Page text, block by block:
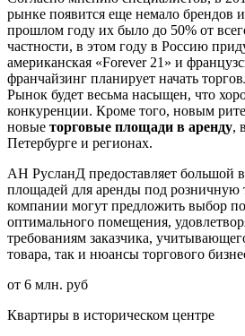
рынке появится еще немало брендов
прошлом году их было до 50% от
частности, в этом году в Россию
американская «Forever 21» и
франчайзинг планирует начать
Рынок будет весьма насыщен, что
конкуренции. Кроме того, новым
новые торговые площади в аренду,
Петербурге и регионах.
АН РусланД предоставляет большой
площадей для аренды под
компании могут предложить выбор
оптимального помещения,
требованиям заказчика,
товара, так и нюансы торгового
от 6 млн. руб
Квартиры в историческом центре